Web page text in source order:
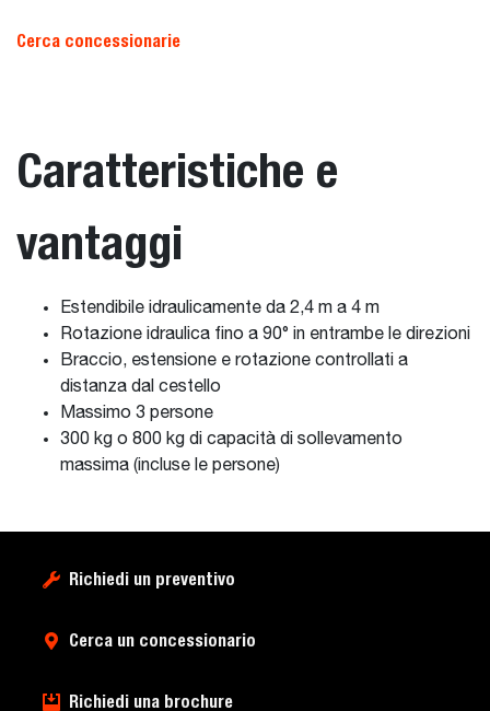
Cerca concessionarie
Caratteristiche e
vantaggi
Estendibile idraulicamente da 2,4 m a 4 m
Rotazione idraulica fino a 90° in entrambe le direzioni
Braccio, estensione e rotazione controllati a
distanza dal cestello
Massimo 3 persone
300 kg o 800 kg di capacità di sollevamento
massima (incluse le persone)
Richiedi un preventivo
Cerca un concessionario
Richiedi una brochure